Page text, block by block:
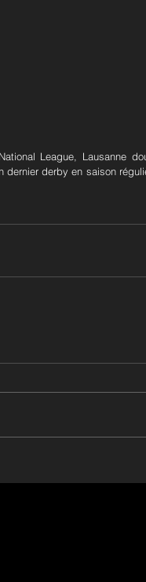
League, Lausanne
derby en saison